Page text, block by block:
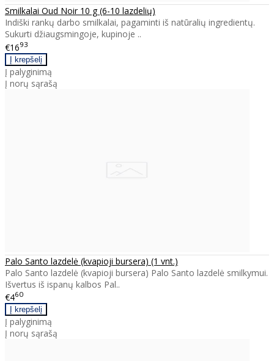
Smilkalai Oud Noir 10 g (6-10 lazdelių)
Indiški rankų darbo smilkalai, pagaminti iš natūralių ingredientų.
Sukurti džiaugsmingoje, kupinoje ..
€1693
Į palyginimą
Į norų sąrašą
Palo Santo lazdelė (kvapioji bursera) (1 vnt.)
Palo Santo lazdelė (kvapioji bursera) Palo Santo lazdelė smilkymui.
Išvertus iš ispanų kalbos Pal..
€460
Į palyginimą
Į norų sąrašą